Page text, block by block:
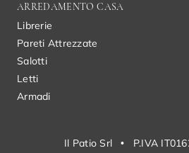
ARREDAMENTO CASA
Librerie
Pareti Attrezzate
Salotti
Letti
Armadi
Il Patio Srl • P.IVA